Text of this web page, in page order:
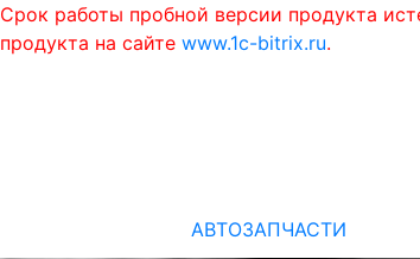
Срок работы пробной версии продукта
продукта на сайте www.1c-bitrix.ru.
АВТОЗАПЧАСТИ